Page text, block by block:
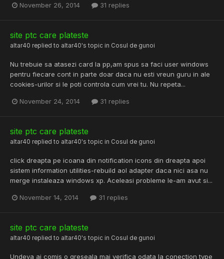
November 26, 2014 31 replies
site ptc care plateste
altar40 replied to altar40's topic in Cosul de gunoi
Nu trebuie sa atasezi card la pp,am spus sa faci user windows
pentru fiecare cont in parte doar daca nu esti vreun guru in ale
cookies-urilor si le poti controla cum vrei tu. Nu repeta...
November 24, 2014 31 replies
site ptc care plateste
altar40 replied to altar40's topic in Cosul de gunoi
click dreapta pe icoana din notification icons din dreapta apoi
sistem information utilities-rebuild aol adapter daca nici asa nu
merge instaleaza windows xp. Aceleasi probleme le-am avut si...
November 14, 2014 31 replies
site ptc care plateste
altar40 replied to altar40's topic in Cosul de gunoi
Undeva ai comis o greseala mai verifica odata la conection type